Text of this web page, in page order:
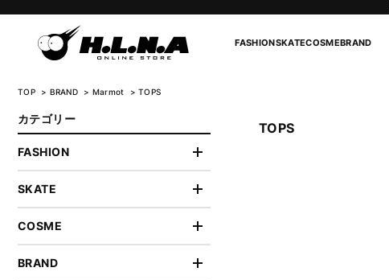
FASHIONSKATECOSMEBRAND
TOP BRAND Marmot TOPS
カテゴリー
FASHION
SKATE
COSME
BRAND
TOPS